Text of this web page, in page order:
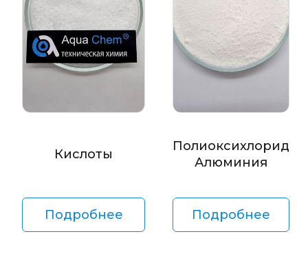
Кислоты
Подробнее
Полиоксихлорид
Алюминия
Подробнее